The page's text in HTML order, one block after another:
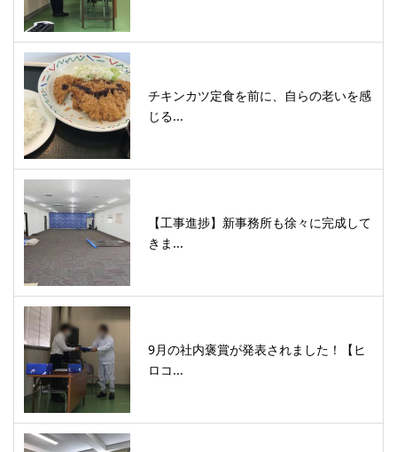
チキンカツ定食を前に、自らの老いを感
じる...
【工事進捗】新事務所も徐々に完成して
きま...
9月の社内褒賞が発表されました！【ヒ
ロコ...